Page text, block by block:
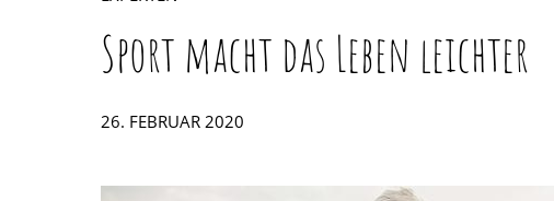
Sport macht das Leben leichter
POSTED
26. FEBRUAR 2020